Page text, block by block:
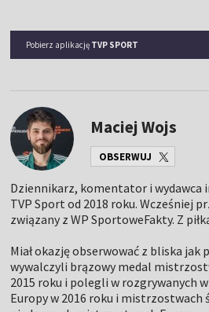
Pobierz aplikację TVP SPORT
Maciej Wojs
OBSERWUJ
Dziennikarz, komentator i wydawca
TVP Sport od 2018 roku. Wcześniej
związany z WP SportoweFakty. Z
Miał okazję obserwować z bliska jak
wywalczyli brązowy medal
2015 roku i polegli w rozgrywanych
Europy w 2016 roku i mistrzostwach